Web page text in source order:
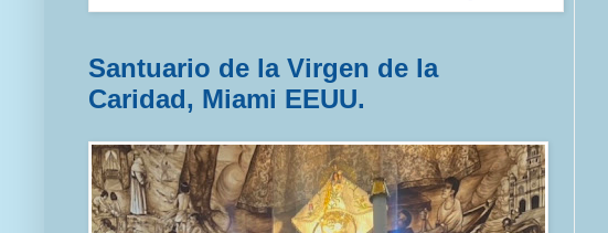
Santuario de la Virgen de la
Caridad, Miami EEUU.